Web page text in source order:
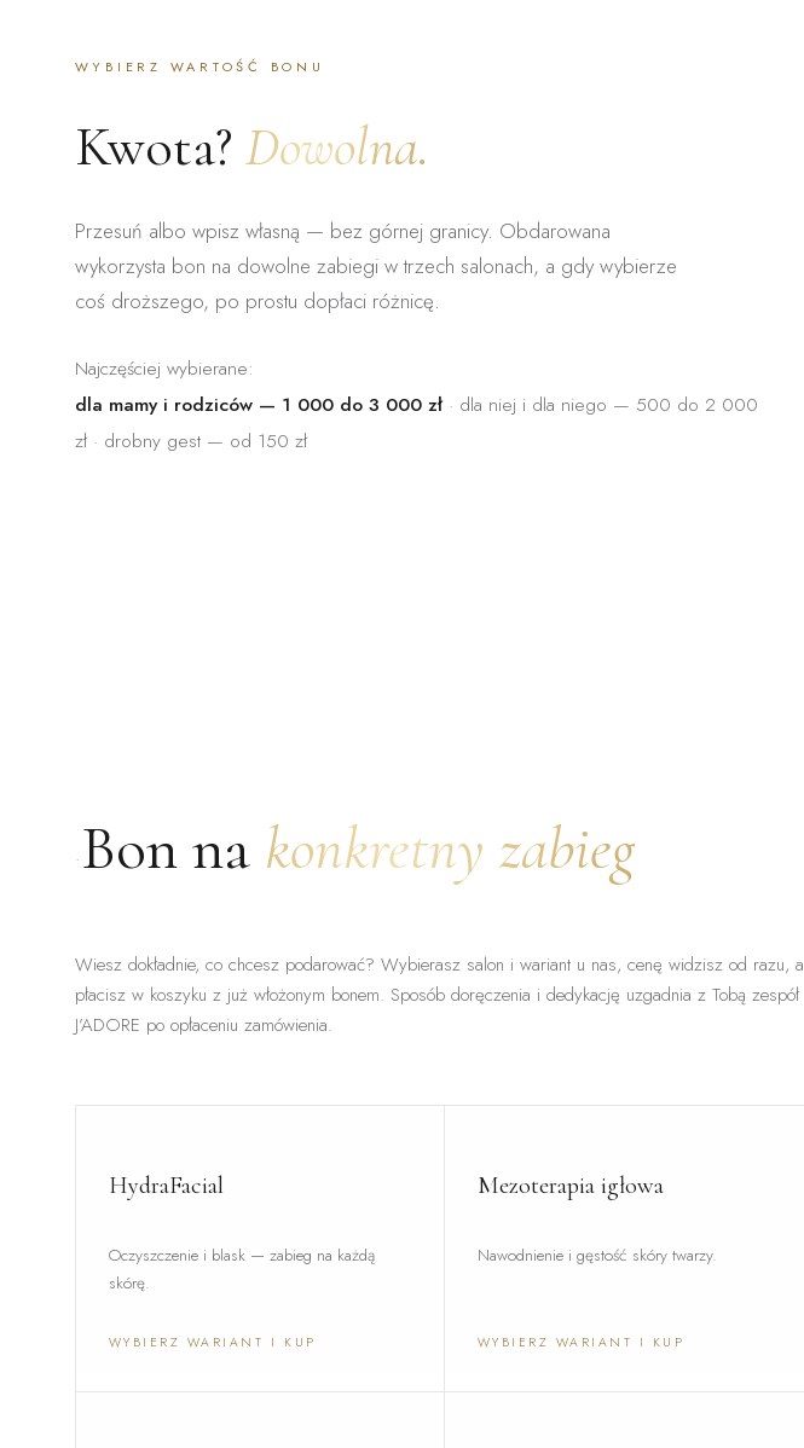
WYBIERZ WARTOŚĆ BONU
Kwota? Dowolna.
Przesuń albo wpisz własną — bez górnej granicy. Obdarowana
wykorzysta bon na dowolne zabiegi w trzech salonach, a gdy wybierze
coś droższego, po prostu dopłaci różnicę.
Najczęściej wybierane:
dla mamy i rodziców — 1 000 do 3 000 zł· dla niej i dla niego — 500 do 2 000
zł · drobny gest — od 150 zł
•Bon na konkretny zabieg
Wiesz dokładnie, co chcesz podarować? Wybierasz salon i wariant u nas, cenę widzisz od razu, a
płacisz w koszyku z już włożonym bonem. Sposób doręczenia i dedykację uzgadnia z Tobą zespół
J’ADORE po opłaceniu zamówienia.
HydraFacial
Oczyszczenie i blask — zabieg na każdą
skórę.
WYBIERZ WARIANT I KUP
Mezoterapia igłowa
Nawodnienie i gęstość skóry twarzy.
WYBIERZ WARIANT I KUP